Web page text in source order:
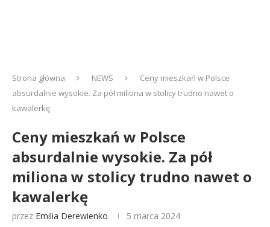
Strona główna NEWS
Ceny mieszkań w Polsce
absurdalnie wysokie. Za pół miliona w stolicy trudno nawet o
kawalerkę
Ceny mieszkań w Polsce
absurdalnie wysokie. Za pół
miliona w stolicy trudno nawet o
kawalerkę
przez Emilia Derewienko 5 marca 2024